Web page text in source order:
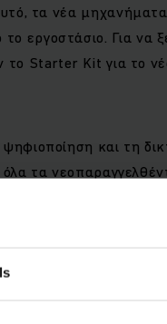
τα νέα μηχανήματα
εργοστάσιο. Για να
το Starter Kit για το
και τη
τα
και έτοιμα
στόλου
βέλτιστη αξιοποίηση
θα